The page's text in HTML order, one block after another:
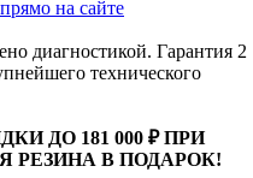
на сайте
диагностикой. Гарантия 2
технического
ДО 181 000 ₽ ПРИ
РЕЗИНА В ПОДАРОК!